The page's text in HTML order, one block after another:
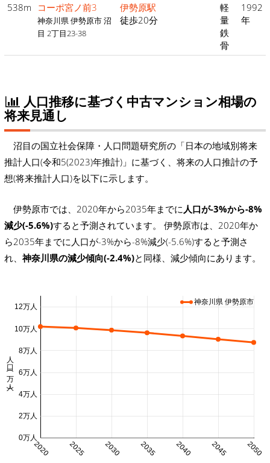
538m コーポ宮ノ前3
神奈川県 伊勢原市 沼
目 2丁目23-38
伊勢原駅
徒歩20分
軽
量
鉄
骨
1992
年
人口推移に基づく中古マンション相場の
将来見通し
沼目の国立社会保障・人口問題研究所の「日本の地域別将来
推計人口(令和5(2023)年推計)」に基づく、将来の人口推計の予
想(将来推計人口)を以下に示します。
伊勢原市では、2020年から2035年までに 人口が-3%から-8%
減少(-5.6%)すると予測されています。 伊勢原市は、2020年か
ら2035年までに人口が-3%から-8%減少(-5.6%)すると予測さ
れ、 神奈川県の減少傾向(-2.4%)と同様、減少傾向にあります。
2020 2025 2030 2035 2040 2045 2050
0万人
2万人
4万人
6万人
8万人
10万人
12万人
人口 (万人)
神奈川県 伊勢原市